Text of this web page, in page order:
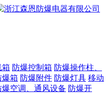
箱 防爆控制箱 防爆操作柱、
爆箱 防爆附件 防爆灯具 移动
爆空调、通风设备 防爆开